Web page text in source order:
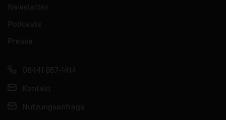
Newsletter
Podcasts
Presse
06441 957-1414
Kontakt
Nutzungsanfrage